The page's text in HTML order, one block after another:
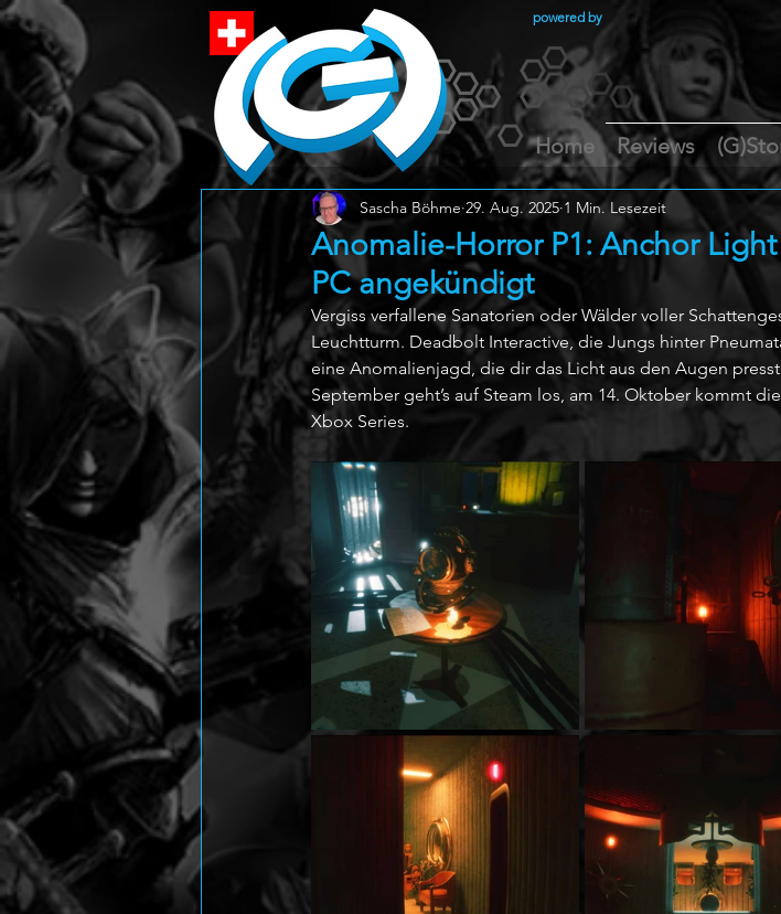
powered by
Home Reviews
Anomalie-Horror P1: Anchor
PC angekündigt
Sascha Böhme 29. Aug. 2025 1 Min. Lesezeit
Vergiss verfallene Sanatorien oder Wälder voller
Leuchtturm. Deadbolt Interactive, die Jungs hinter
eine Anomalienjagd, die dir das Licht aus den Augen
September geht’s auf Steam los, am 14. Oktober kommt
Xbox Series.